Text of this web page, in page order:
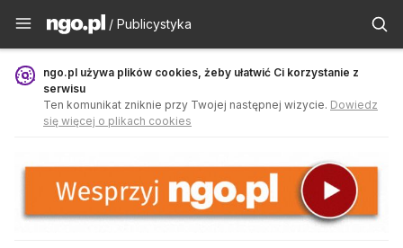
Publicystyka - ngo.pl
/ Publicystyka
ngo.pl używa plików cookies, żeby ułatwić Ci korzystanie z
serwisu
Ten komunikat zniknie przy Twojej następnej wizycie. Dowiedz
się więcej o plikach cookies